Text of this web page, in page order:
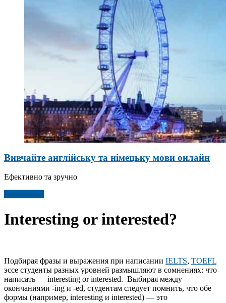
Вивчайте англійську та німецьку мови онлайн
Ефективно та зручно
Interesting or interested?
Подбирая фразы и выражения при написании IELTS, TOEFL
эссе студенты разных уровней размышляют в сомнениях: что
написать — interesting or interested. Выбирая между
окончаниями -ing и -ed, студентам следует помнить, что обе
формы (например, interesting и interested) — это